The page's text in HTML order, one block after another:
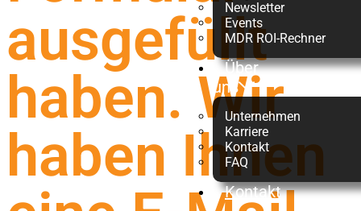
Newsletter
Events
MDR ROI-Rechner
Über
uns
Unternehmen
Karriere
Kontakt
FAQ
Kontakt
ausgefüllt
haben. Wir
haben Ihnen